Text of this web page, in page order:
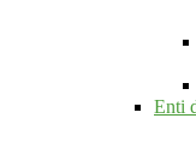
Enti